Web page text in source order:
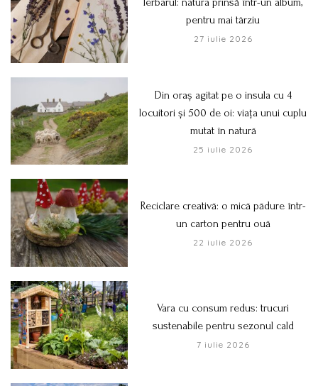
pentru mai târziu
27 iulie 2026
Din oraș agitat pe o insula cu 4
locuitori și 500 de oi: viața unui cuplu
mutat în natură
25 iulie 2026
Reciclare creativă: o mică pădure într-
un carton pentru ouă
22 iulie 2026
Vara cu consum redus: trucuri
sustenabile pentru sezonul cald
7 iulie 2026